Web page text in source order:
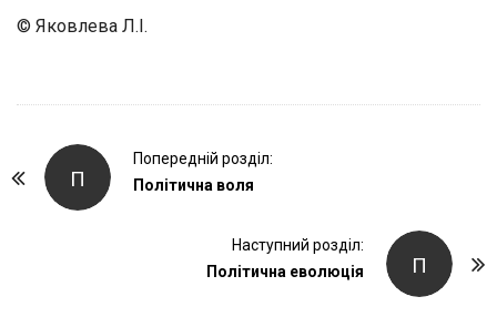
© Яковлева Л.І.
П
Попередній розділ:
Політична воля
П
Наступний розділ:
Політична еволюція